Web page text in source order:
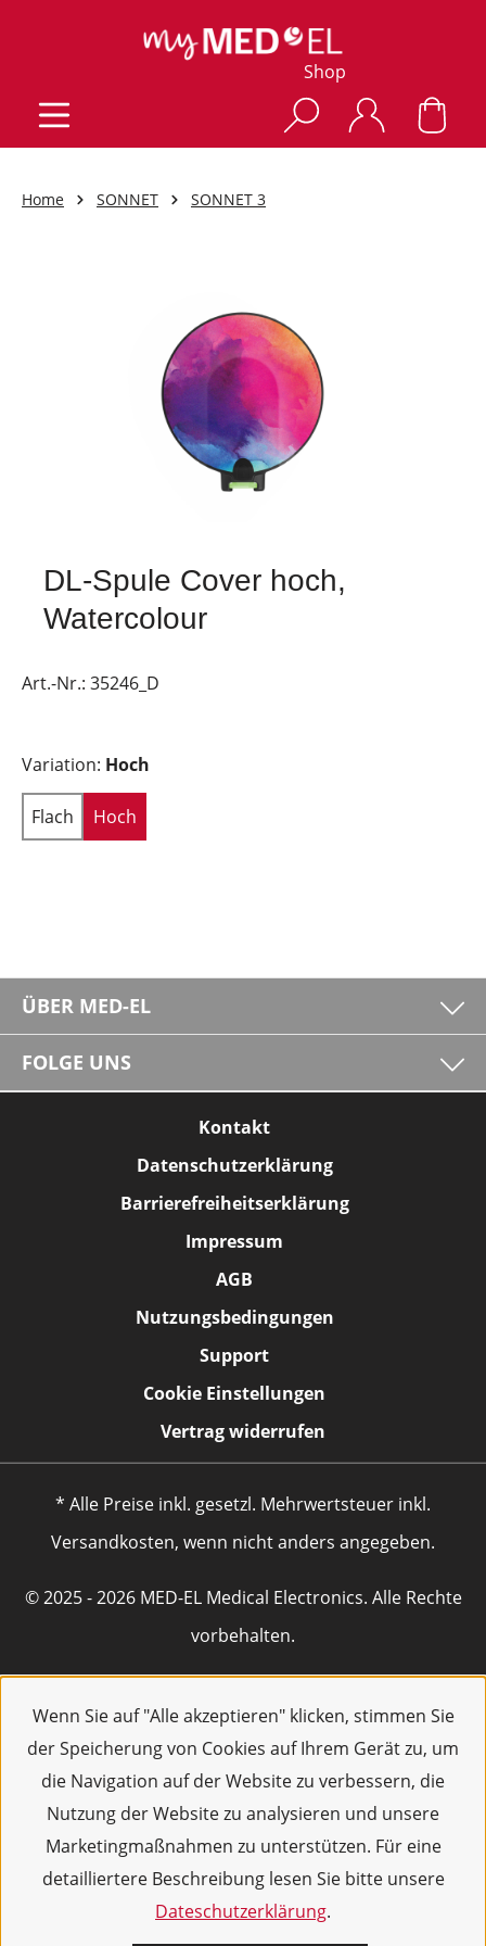
Wenn Sie auf "Alle akzeptieren" klicken, stimmen Sie
der Speicherung von Cookies auf Ihrem Gerät zu, um
die Navigation auf der Website zu verbessern, die
Nutzung der Website zu analysieren und unsere
Marketingmaßnahmen zu unterstützen. Für eine
detailliertere Beschreibung lesen Sie bitte unsere
Dateschutzerklärung.
Shop
Home SONNET SONNET 3
DL-Spule Cover hoch,
Watercolour
Art.-Nr.: 35246_D
Variation: Hoch
Flach Hoch
ÜBER MED-EL
FOLGE UNS
Kontakt
Datenschutzerklärung
Barrierefreiheitserklärung
Impressum
AGB
Nutzungsbedingungen
Support
Cookie Einstellungen
Vertrag widerrufen
* Alle Preise inkl. gesetzl. Mehrwertsteuer inkl.
Versandkosten, wenn nicht anders angegeben.
© 2025 - 2026 MED-EL Medical Electronics. Alle Rechte
vorbehalten.